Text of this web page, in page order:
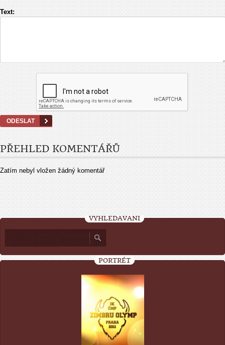
Text:
PŘEHLED KOMENTÁŘŮ
Zatím nebyl vložen žádný komentář
VYHLEDÁVÁNÍ
PORTRÉT